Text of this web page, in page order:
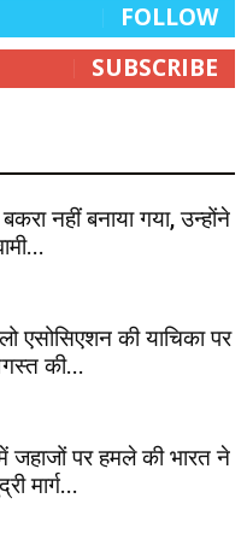
FOLLOW
SUBSCRIBE
नहीं बनाया गया, उन्होंने
एसोसिएशन की याचिका पर
की...
जहाजों पर हमले की भारत ने
मार्ग...